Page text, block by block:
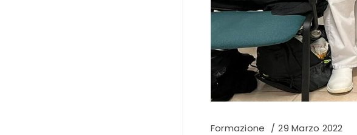
Formazione 29 Marzo 2022